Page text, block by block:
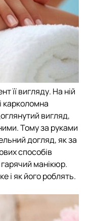
її вигляду. На ній
карколомна
вигляд,
Тому за руками
догляд, як за
способів
гарячий манікюр.
і як його роблять.